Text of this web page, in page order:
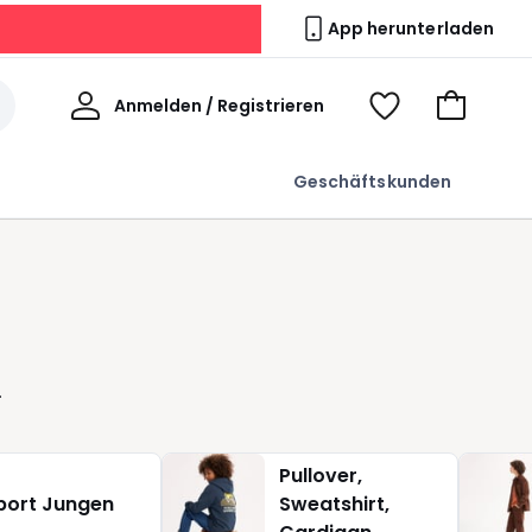
App herunterladen
Geschäftskunden
Anmelden / Registrieren
Willkommen
Voir
Zum
Jungen
Pullover,
Sweatshirt,